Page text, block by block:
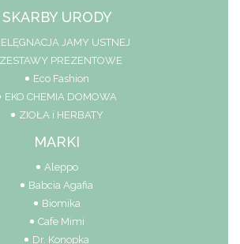
SKARBY URODY
JAMY USTNEJ
ZESTAWY PREZENTOWE
Eco Fashion
EKO CHEMIA DOMOWA
ZIOŁA i HERBATY
MARKI
Aleppo
Babcia Agafia
Biomika
Cafe Mimi
Dr. Konopka